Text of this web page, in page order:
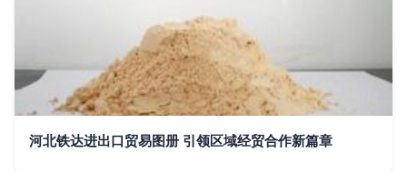
河北铁达进出口贸易图册 引领区域经贸合作新篇章